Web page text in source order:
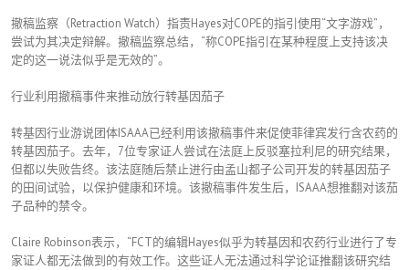
撤稿监察（Retraction Watch）指责Hayes对COPE的指引使用“文字游戏”，
尝试为其决定辩解。撤稿监察总结，“称COPE指引在某种程度上支持该决
定的这一说法似乎是无效的”。
行业利用撤稿事件来推动放行转基因茄子
转基因行业游说团体ISAAA已经利用该撤稿事件来促使菲律宾发行含农药的
转基因茄子。去年，7位专家证人尝试在法庭上反驳塞拉利尼的研究结果，
但都以失败告终。该法庭随后禁止进行由孟山都子公司开发的转基因茄子
的田间试验，以保护健康和环境。该撤稿事件发生后，ISAAA想推翻对该茄
子品种的禁令。
Claire Robinson表示，“FCT的编辑Hayes似乎为转基因和农药行业进行了专
家证人都无法做到的有效工作。这些证人无法通过科学论证推翻该研究结